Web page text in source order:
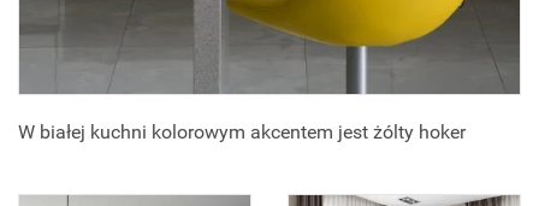
W białej kuchni kolorowym akcentem jest żólty hoker